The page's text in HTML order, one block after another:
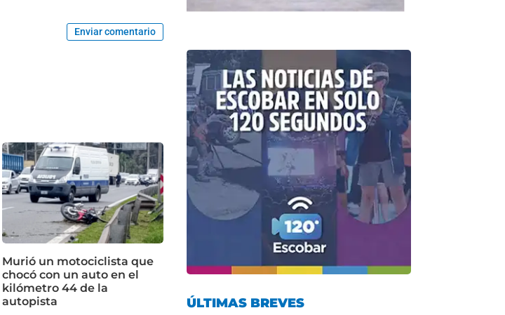
Enviar comentario
Murió un motociclista que
chocó con un auto en el
kilómetro 44 de la
autopista
ÚLTIMAS BREVES